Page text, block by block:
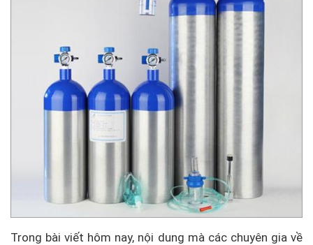
Trong bài viết hôm nay, nội dung mà các chuyên gia về